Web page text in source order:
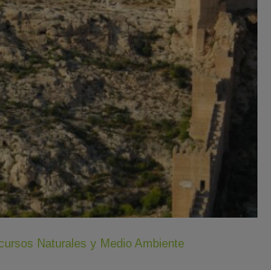
Naturales y Medio Ambiente